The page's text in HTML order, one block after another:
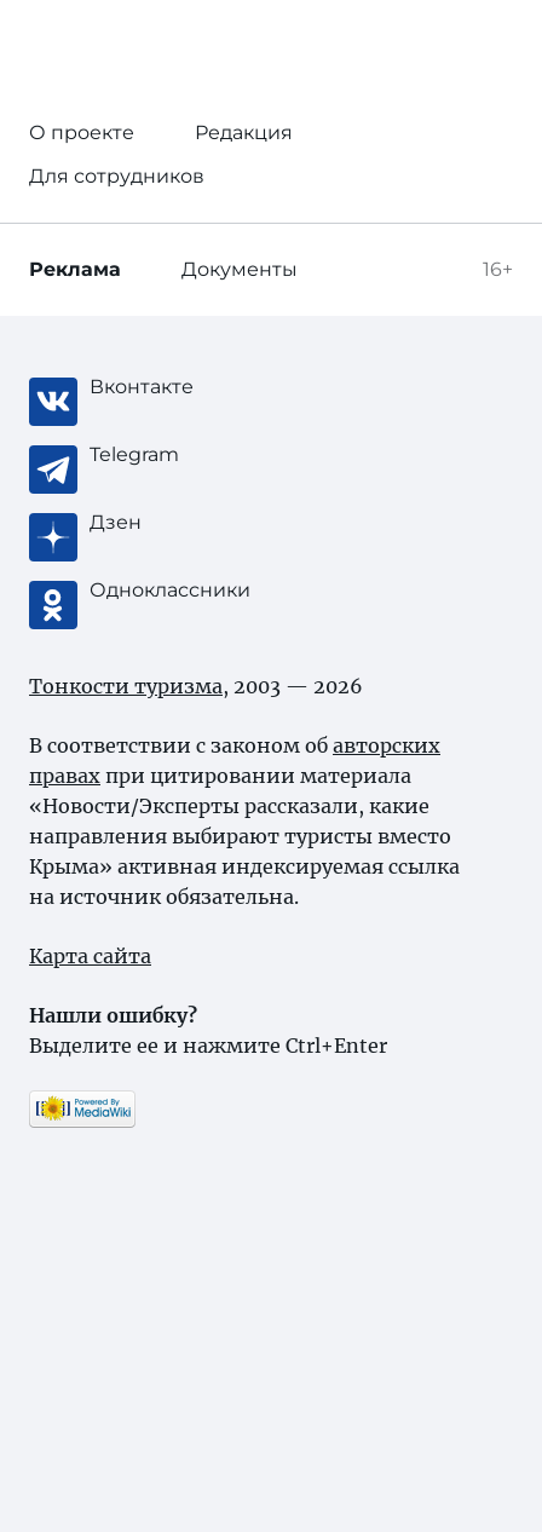
О проекте
Редакция
Для сотрудников
16+
Реклама Документы
Вконтакте
Telegram
Дзен
Одноклассники
Тонкости туризма, 2003 — 2026
В соответствии с законом об авторских
правах при цитировании материала
«Новости/Эксперты рассказали, какие
направления выбирают туристы вместо
Крыма» активная индексируемая ссылка
на источник обязательна.
Карта сайта
Нашли ошибку?
Выделите ее и нажмите Ctrl+Enter